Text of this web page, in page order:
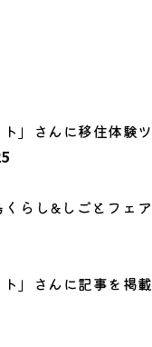
」さんに移住体験ツ
らし&しごとフェア
」さんに記事を掲載